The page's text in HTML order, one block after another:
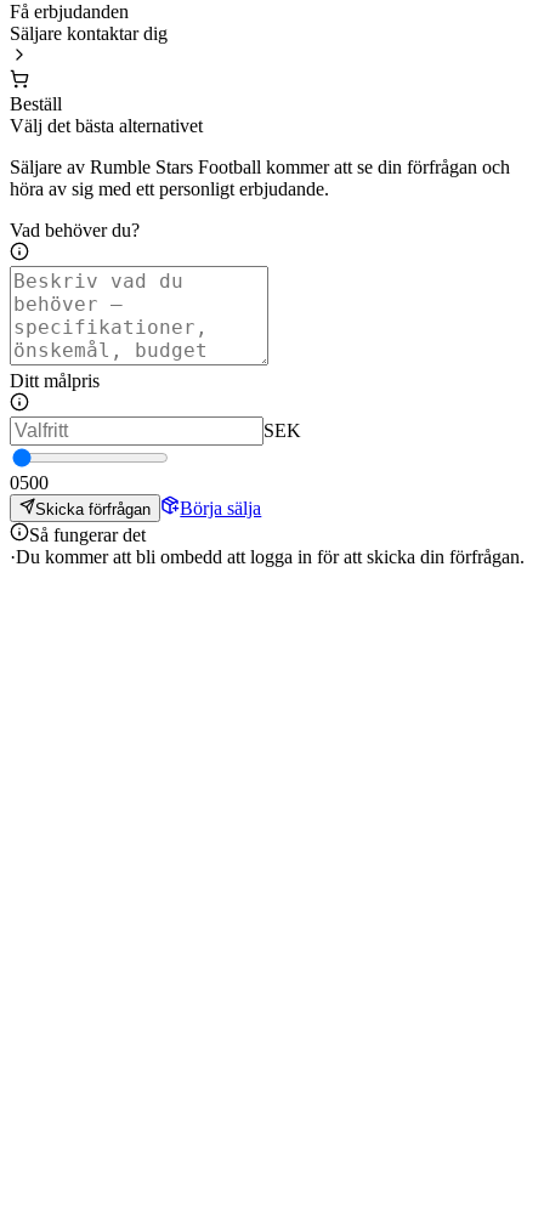
Få erbjudanden
Säljare kontaktar dig
Beställ
Välj det bästa alternativet
Säljare av Rumble Stars Football kommer att se din förfrågan och
höra av sig med ett personligt erbjudande.
Vad behöver du?
Ditt målpris
SEK
0500
Skicka förfrågan
Börja sälja
Så fungerar det
·Du kommer att bli ombedd att logga in för att skicka din förfrågan.